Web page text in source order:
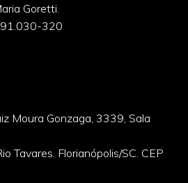
Goretti.
91.030-320
Moura Gonzaga, 3339, Sala
Tavares. Florianópolis/SC. CEP